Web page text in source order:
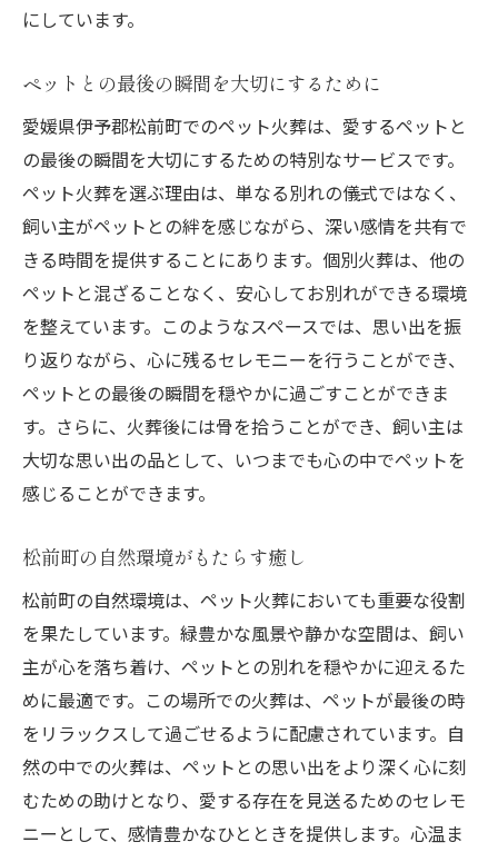
最後の瞬間を穏やかに迎えるために
心温まるお別れのための準備
地域独自の供養文化を知る
ペット火葬の重要性とその意義
飼い主の心に寄り添うサービス
ペット火葬で大切な時間を愛媛県伊予郡松前町
で過ごす
愛するペットへの最後の贈り物
松前町でのペット火葬の流れ
自然と共に心静かに送る別れ
ペット火葬がもたらす心の平穏
地域の支えを感じる瞬間
思い出を大切にするための工夫
心温まるひととき
自然環境がもたらす癒しの力
静かな時間を過ごす火葬体験
心に残るお別れのための準備
ペット火葬が提供する価値
地域の自然美を活用したサービス
飼い主の心を支える地域の力
松前町でのペット火葬サービス愛を込めた静か
にしています。
ペットとの最後の瞬間を大切にするために
愛媛県伊予郡松前町でのペット火葬は、愛するペットと
の最後の瞬間を大切にするための特別なサービスです。
ペット火葬を選ぶ理由は、単なる別れの儀式ではなく、
飼い主がペットとの絆を感じながら、深い感情を共有で
きる時間を提供することにあります。個別火葬は、他の
ペットと混ざることなく、安心してお別れができる環境
を整えています。このようなスペースでは、思い出を振
り返りながら、心に残るセレモニーを行うことができ、
ペットとの最後の瞬間を穏やかに過ごすことができま
す。さらに、火葬後には骨を拾うことができ、飼い主は
大切な思い出の品として、いつまでも心の中でペットを
感じることができます。
松前町の自然環境がもたらす癒し
松前町の自然環境は、ペット火葬においても重要な役割
を果たしています。緑豊かな風景や静かな空間は、飼い
主が心を落ち着け、ペットとの別れを穏やかに迎えるた
めに最適です。この場所での火葬は、ペットが最後の時
をリラックスして過ごせるように配慮されています。自
然の中での火葬は、ペットとの思い出をより深く心に刻
むための助けとなり、愛する存在を見送るためのセレモ
ニーとして、感情豊かなひとときを提供します。心温ま